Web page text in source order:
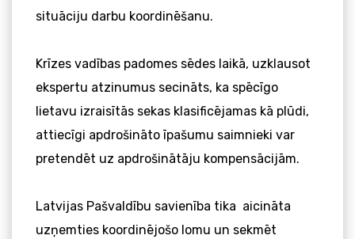
situāciju darbu koordinēšanu.
Krīzes vadības padomes sēdes laikā, uzklausot
ekspertu atzinumus secināts, ka spēcīgo
lietavu izraisītās sekas klasificējamas kā plūdi,
attiecīgi apdrošināto īpašumu saimnieki var
pretendēt uz apdrošinātāju kompensācijām.
Latvijas Pašvaldību savienība tika aicināta
uzņemties koordinējošo lomu un sekmēt